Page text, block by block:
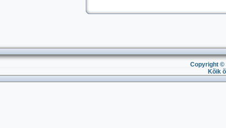
Copyright ©
Kõik